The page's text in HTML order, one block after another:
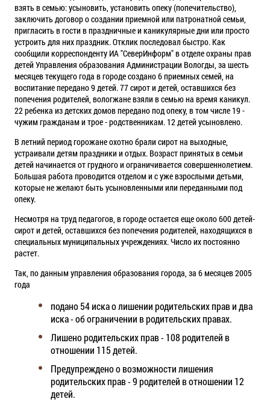
взять в семью: усыновить, установить опеку (попечительство),
заключить договор о создании приемной или патронатной семьи,
пригласить в гости в праздничные и каникулярные дни или просто
устроить для них праздник. Отклик последовал быстро. Как
сообщили корреспонденту ИА "СеверИнформ" в отделе охраны прав
детей Управления образования Администрации Вологды, за шесть
месяцев текущего года в городе создано 6 приемных семей, на
воспитание передано 9 детей. 77 сирот и детей, оставшихся без
попечения родителей, вологжане взяли в семью на время каникул.
22 ребенка из детских домов передано под опеку, в том числе 19 -
чужим гражданам и трое - родственникам. 12 детей усыновлено.
В летний период горожане охотно брали сирот на выходные,
устраивали детям праздники и отдых. Возраст принятых в семьи
детей начинается от грудного и ограничивается совершеннолетием.
Большая работа проводится отделом и с уже взрослыми детьми,
которые не желают быть усыновленными или переданными под
опеку.
Несмотря на труд педагогов, в городе остается еще около 600 детей-
сирот и детей, оставшихся без попечения родителей, находящихся в
специальных муниципальных учреждениях. Число их постоянно
растет.
Так, по данным управления образования города, за 6 месяцев 2005
года
подано 54 иска о лишении родительских прав и два
иска - об ограничении в родительских правах.
Лишено родительских прав - 108 родителей в
отношении 115 детей.
Предупреждено о возможности лишения
родительских прав - 9 родителей в отношении 12
детей.